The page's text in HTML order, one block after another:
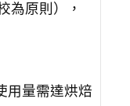
為原則），
用量需達烘焙